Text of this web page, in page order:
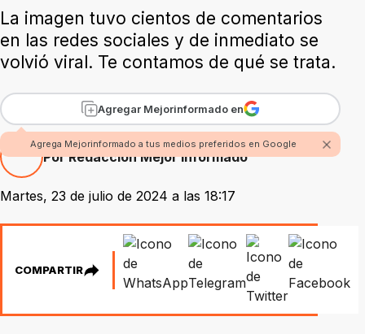
La imagen tuvo cientos de comentarios
en las redes sociales y de inmediato se
volvió viral. Te contamos de qué se trata.
Agregar Mejorinformado en
Agrega Mejorinformado a tus medios preferidos en Google
Por Redacción Mejor Informado
Martes, 23 de julio de 2024 a las 18:17
COMPARTIR